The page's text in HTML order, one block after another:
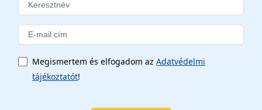
Megismertem és elfogadom az Adatvédelmi
tájékoztatót!